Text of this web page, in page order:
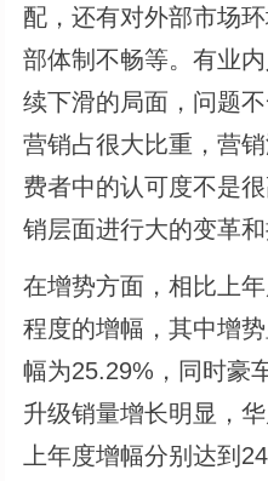
配，还有对外部市场
部体制不畅等。有业
续下滑的局面，问题
营销占很大比重，营
费者中的认可度不是
销层面进行大的变革和
在增势方面，相比上
程度的增幅，其中增
幅为25.29%，同时豪
升级销量增长明显，
上年度增幅分别达到